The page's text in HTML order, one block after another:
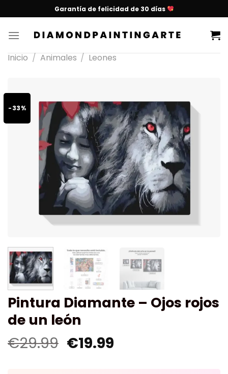
Garantía de felicidad de 30 días
Inicio / Animales / Leones
-33%
Pintura Diamante – Ojos rojos
de un león
€29.99 €19.99